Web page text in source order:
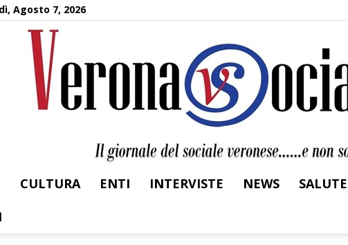
Agosto 7, 2026
CULTURA ENTI INTERVISTE NEWS SALUTE